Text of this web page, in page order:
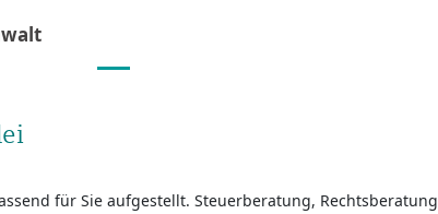
für Sie aufgestellt. Steuerberatung, Rechtsberatung